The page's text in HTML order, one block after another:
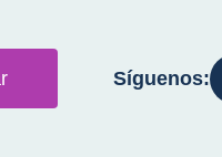
Síguenos: